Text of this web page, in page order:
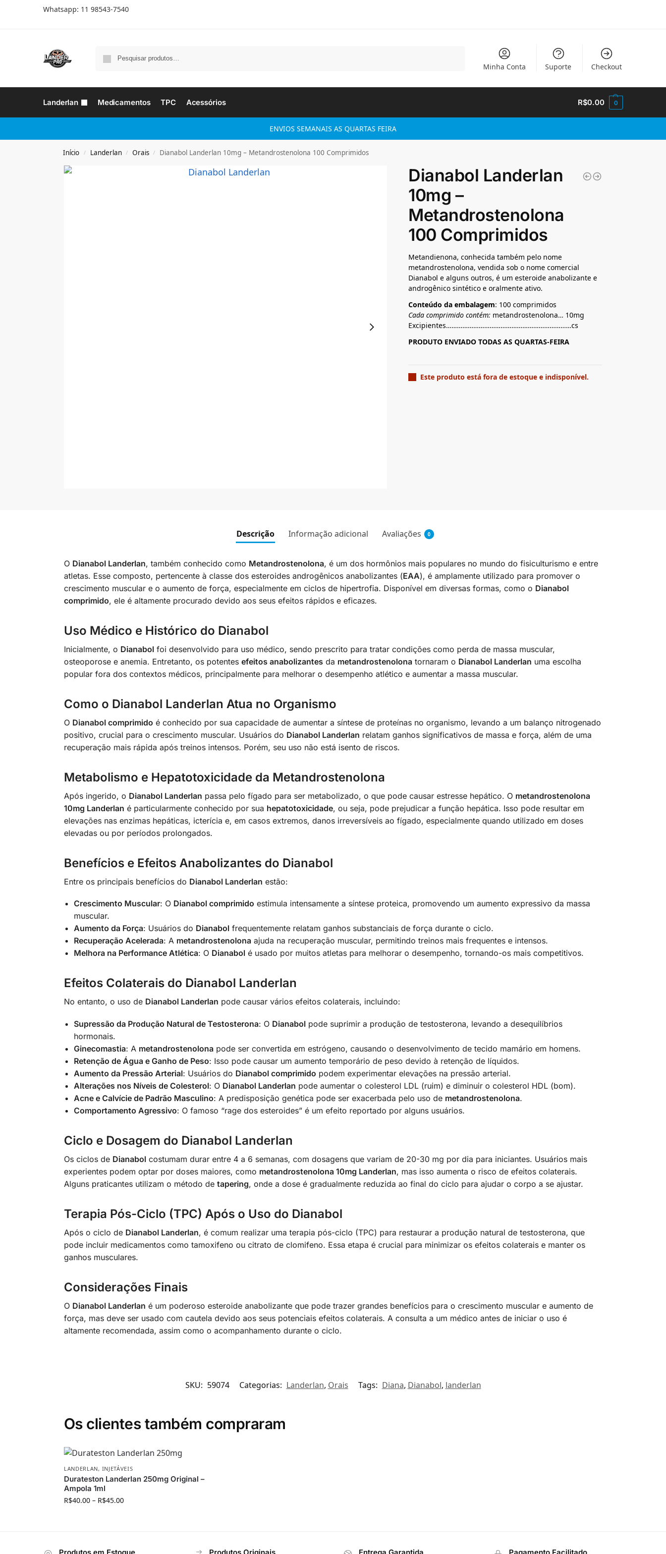
Whatsapp: 11 98543-7540
Minha Conta Suporte Checkout
Landerlan Medicamentos TPC Acessórios R$0.00 0
ENVIOS SEMANAIS AS QUARTAS FEIRA
Início / Landerlan / Orais / Dianabol Landerlan 10mg – Metandrostenolona 100 Comprimidos
Dianabol Landerlan
10mg –
Metandrostenolona
100 Comprimidos
Metandienona, conhecida também pelo nome
metandrostenolona, vendida sob o nome comercial
Dianabol e alguns outros, é um esteroide anabolizante e
androgênico sintético e oralmente ativo.
Conteúdo da embalagem: 100 comprimidos
Cada comprimido contém: metandrostenolona… 10mg
Excipientes……………………………………………………………cs
PRODUTO ENVIADO TODAS AS QUARTAS-FEIRA
Este produto está fora de estoque e indisponível.
Descrição Informação adicional Avaliações 0
O Dianabol Landerlan, também conhecido como Metandrostenolona, é um dos hormônios mais populares no mundo do fisiculturismo e entre
atletas. Esse composto, pertencente à classe dos esteroides androgênicos anabolizantes (EAA), é amplamente utilizado para promover o
crescimento muscular e o aumento de força, especialmente em ciclos de hipertrofia. Disponível em diversas formas, como o Dianabol
comprimido, ele é altamente procurado devido aos seus efeitos rápidos e eficazes.
Uso Médico e Histórico do Dianabol
Inicialmente, o Dianabolfoi desenvolvido para uso médico, sendo prescrito para tratar condições como perda de massa muscular,
osteoporose e anemia. Entretanto, os potentes efeitos anabolizantes da metandrostenolonatornaram o Dianabol Landerlan uma escolha
popular fora dos contextos médicos, principalmente para melhorar o desempenho atlético e aumentar a massa muscular.
Como o Dianabol Landerlan Atua no Organismo
O Dianabol comprimido é conhecido por sua capacidade de aumentar a síntese de proteínas no organismo, levando a um balanço nitrogenado
positivo, crucial para o crescimento muscular. Usuários do Dianabol Landerlan relatam ganhos significativos de massa e força, além de uma
recuperação mais rápida após treinos intensos. Porém, seu uso não está isento de riscos.
Metabolismo e Hepatotoxicidade da Metandrostenolona
Após ingerido, o Dianabol Landerlan passa pelo fígado para ser metabolizado, o que pode causar estresse hepático. O metandrostenolona
10mg Landerlan é particularmente conhecido por sua hepatotoxicidade, ou seja, pode prejudicar a função hepática. Isso pode resultar em
elevações nas enzimas hepáticas, icterícia e, em casos extremos, danos irreversíveis ao fígado, especialmente quando utilizado em doses
elevadas ou por períodos prolongados.
Benefícios e Efeitos Anabolizantes do Dianabol
Entre os principais benefícios do Dianabol Landerlan estão:
Crescimento Muscular: O Dianabol comprimido estimula intensamente a síntese proteica, promovendo um aumento expressivo da massa
muscular.
Aumento da Força: Usuários do Dianabolfrequentemente relatam ganhos substanciais de força durante o ciclo.
Recuperação Acelerada: A metandrostenolonaajuda na recuperação muscular, permitindo treinos mais frequentes e intensos.
Melhora na Performance Atlética: O Dianabolé usado por muitos atletas para melhorar o desempenho, tornando-os mais competitivos.
Efeitos Colaterais do Dianabol Landerlan
No entanto, o uso de Dianabol Landerlan pode causar vários efeitos colaterais, incluindo:
Supressão da Produção Natural de Testosterona: O Dianabolpode suprimir a produção de testosterona, levando a desequilíbrios
hormonais.
Ginecomastia: A metandrostenolonapode ser convertida em estrógeno, causando o desenvolvimento de tecido mamário em homens.
Retenção de Água e Ganho de Peso: Isso pode causar um aumento temporário de peso devido à retenção de líquidos.
Aumento da Pressão Arterial: Usuários do Dianabol comprimido podem experimentar elevações na pressão arterial.
Alterações nos Níveis de Colesterol: O Dianabol Landerlan pode aumentar o colesterol LDL (ruim) e diminuir o colesterol HDL (bom).
Acne e Calvície de Padrão Masculino: A predisposição genética pode ser exacerbada pelo uso de metandrostenolona.
Comportamento Agressivo: O famoso “rage dos esteroides” é um efeito reportado por alguns usuários.
Ciclo e Dosagem do Dianabol Landerlan
Os ciclos de Dianabolcostumam durar entre 4 a 6 semanas, com dosagens que variam de 20-30 mg por dia para iniciantes. Usuários mais
experientes podem optar por doses maiores, como metandrostenolona 10mg Landerlan, mas isso aumenta o risco de efeitos colaterais.
Alguns praticantes utilizam o método de tapering, onde a dose é gradualmente reduzida ao final do ciclo para ajudar o corpo a se ajustar.
Terapia Pós-Ciclo (TPC) Após o Uso do Dianabol
Após o ciclo de Dianabol Landerlan, é comum realizar uma terapia pós-ciclo (TPC) para restaurar a produção natural de testosterona, que
pode incluir medicamentos como tamoxifeno ou citrato de clomifeno. Essa etapa é crucial para minimizar os efeitos colaterais e manter os
ganhos musculares.
Considerações Finais
O Dianabol Landerlan é um poderoso esteroide anabolizante que pode trazer grandes benefícios para o crescimento muscular e aumento de
força, mas deve ser usado com cautela devido aos seus potenciais efeitos colaterais. A consulta a um médico antes de iniciar o uso é
altamente recomendada, assim como o acompanhamento durante o ciclo.
SKU: 59074 Categorias: Landerlan, Orais Tags: Diana, Dianabol, landerlan
Os clientes também compraram
LANDERLAN, INJETÁVEIS
Durateston Landerlan 250mg Original –
Ampola 1ml
R$40.00 – R$45.00